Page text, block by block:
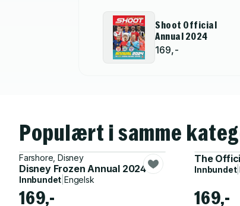
Shoot Official
Annual 2024
169,-
Populært i samme
Farshore, Disney
Disney Frozen Annual 2024
Innbundet |Engelsk
169,-
The
Innbundet|
169,-